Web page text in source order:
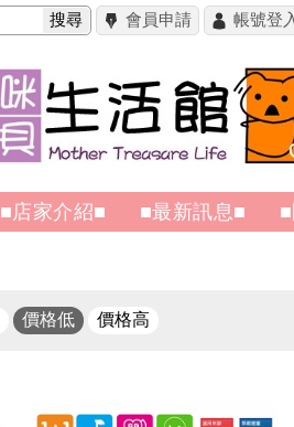
搜尋 會員申請 帳號登
■店家介紹■ ■最新訊息■
價格低 價格高